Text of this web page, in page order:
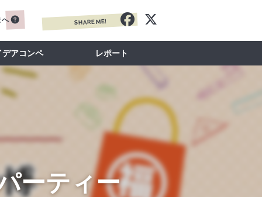
デアコンペ レポート
へ SHARE ME!
ーティー